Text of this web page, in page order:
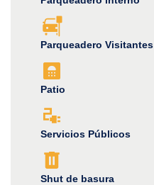
Parqueadero Visitantes
Patio
Servicios Públicos
Shut de basura